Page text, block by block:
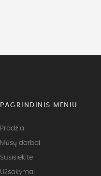
PAGRINDINIS MENIU
Pradžia
Mūsų darbai
Susisiekite
Užsakymai